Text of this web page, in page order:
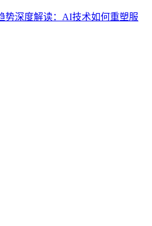
势深度解读：AI技术如何重塑服